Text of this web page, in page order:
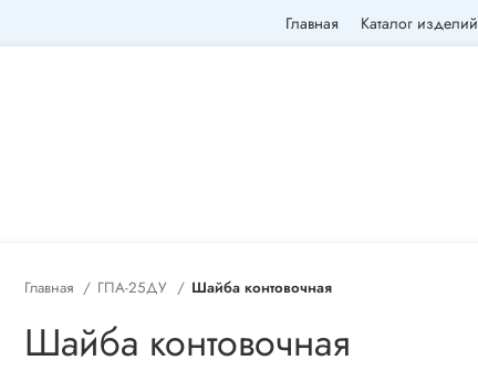
Главная Каталог изделий
Главная ГПА-25ДУ Шайба контовочная
Шайба контовочная